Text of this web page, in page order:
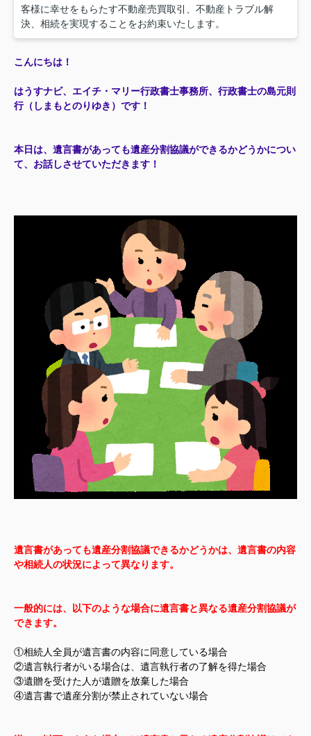
客様に幸せをもらたす不動産売買取引、不動産トラブル解
決、相続を実現することをお約束いたします。
こんにちは！
はうすナビ、エイチ・マリー行政書士事務所、行政書士の島元則
行（しまもとのりゆき）です！
本日は、遺言書があっても遺産分割協議ができるかどうかについ
て、お話しさせていただきます！
遺言書があっても遺産分割協議できるかどうかは、遺言書の内容
や相続人の状況によって異なります。
一般的には、以下のような場合に遺言書と異なる遺産分割協議が
できます。
①相続人全員が遺言書の内容に同意している場合
②遺言執行者がいる場合は、遺言執行者の了解を得た場合
③遺贈を受けた人が遺贈を放棄した場合
④遺言書で遺産分割が禁止されていない場合